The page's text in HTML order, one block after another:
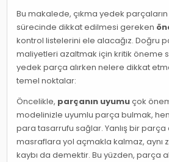
Bu makalede, çıkma yedek parçaların
sürecinde dikkat edilmesi gereken
kontrol listelerini ele alacağız. Doğru
maliyetleri azaltmak için kritik öneme
yedek parça alırken nelere dikkat
temel noktalar:
Öncelikle, parçanın uyumuçok
modelinizle uyumlu parça bulmak,
para tasarrufu sağlar. Yanlış bir
masraflara yol açmakla kalmaz, aynı
kaybı da demektir. Bu yüzden, parça